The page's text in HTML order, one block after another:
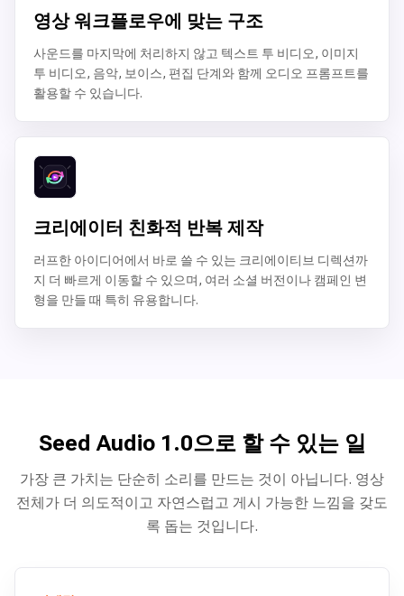
영상 워크플로우에 맞는 구조
사운드를 마지막에 처리하지 않고 텍스트 투 비디오, 이미지
투 비디오, 음악, 보이스, 편집 단계와 함께 오디오 프롬프트를
활용할 수 있습니다.
크리에이터 친화적 반복 제작
러프한 아이디어에서 바로 쓸 수 있는 크리에이티브 디렉션까
지 더 빠르게 이동할 수 있으며, 여러 소셜 버전이나 캠페인 변
형을 만들 때 특히 유용합니다.
Seed Audio 1.0으로 할 수 있는 일
가장 큰 가치는 단순히 소리를 만드는 것이 아닙니다. 영상
전체가 더 의도적이고 자연스럽고 게시 가능한 느낌을 갖도
록 돕는 것입니다.